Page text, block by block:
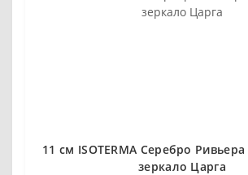
11 см ISOTERMA Серебро
зеркало Царга